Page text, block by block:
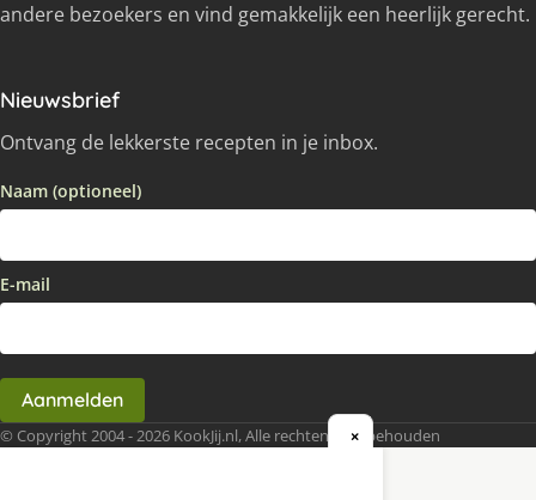
andere bezoekers en vind gemakkelijk een heerlijk gerecht.
Nieuwsbrief
Ontvang de lekkerste recepten in je inbox.
Naam (optioneel)
E-mail
Aanmelden
© Copyright 2004 - 2026 KookJij.nl, Alle rechten voorbehouden
×